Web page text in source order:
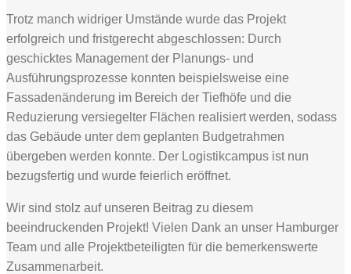
Trotz manch widriger Umstände wurde das Projekt
erfolgreich und fristgerecht abgeschlossen: Durch
geschicktes Management der Planungs- und
Ausführungsprozesse konnten beispielsweise eine
Fassadenänderung im Bereich der Tiefhöfe und die
Reduzierung versiegelter Flächen realisiert werden, sodass
das Gebäude unter dem geplanten Budgetrahmen
übergeben werden konnte. Der Logistikcampus ist nun
bezugsfertig und wurde feierlich eröffnet.
Wir sind stolz auf unseren Beitrag zu diesem
beeindruckenden Projekt! Vielen Dank an unser Hamburger
Team und alle Projektbeteiligten für die bemerkenswerte
Zusammenarbeit.